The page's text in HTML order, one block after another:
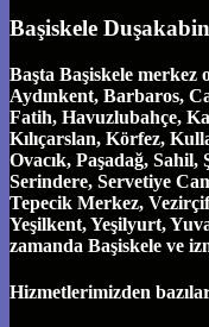
Başiskele
Başta Başiskele merkez
Aydınkent, Barbaros,
Fatih, Havuzlubahçe,
Kılıçarslan, Körfez,
Ovacık, Paşadağ, Sahil,
Serindere, Servetiye
Tepecik Merkez,
Yeşilkent, Yeşilyurt,
zamanda Başiskele ve
Hizmetlerimizden